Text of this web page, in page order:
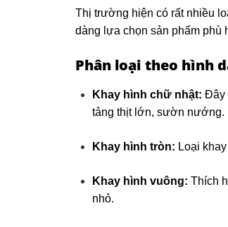
Thị trường hiện có rất nhiều
dàng lựa chọn sản phẩm phù
Phân loại theo hình
Khay hình chữ nhật: Đây
tảng thịt lớn, sườn nướng.
Khay hình tròn: Loại
Khay hình vuông: Thích
nhỏ.